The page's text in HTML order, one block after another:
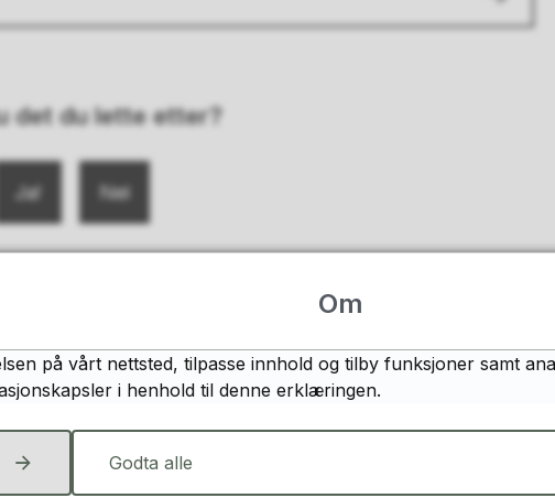
det du lette etter?
Ja Nei
Følg oss
Facebook
Om
på vårt nettsted, tilpasse innhold og tilby funksjoner samt
i henhold til denne erklæringen.
Godta alle